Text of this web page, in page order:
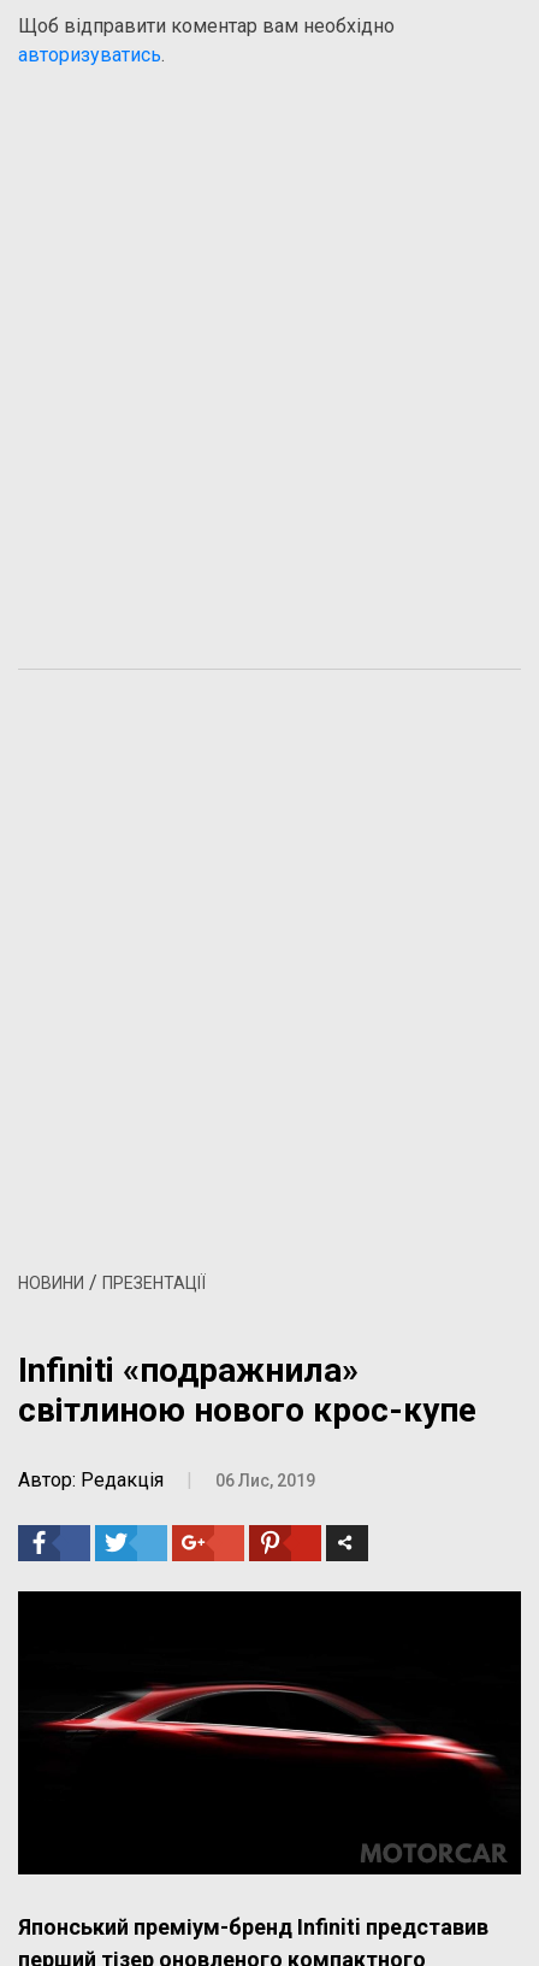
Щоб відправити коментар вам необхідно
авторизуватись.
НОВИНИ / ПРЕЗЕНТАЦІЇ
Infiniti «подражнила»
світлиною нового крос-купе
Автор: Редакція 06 Лис, 2019
Японський преміум-бренд Infiniti представив
перший тізер оновленого компактного